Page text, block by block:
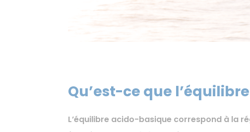
Qu’est-ce que
L’équilibre acido-basique correspond à la